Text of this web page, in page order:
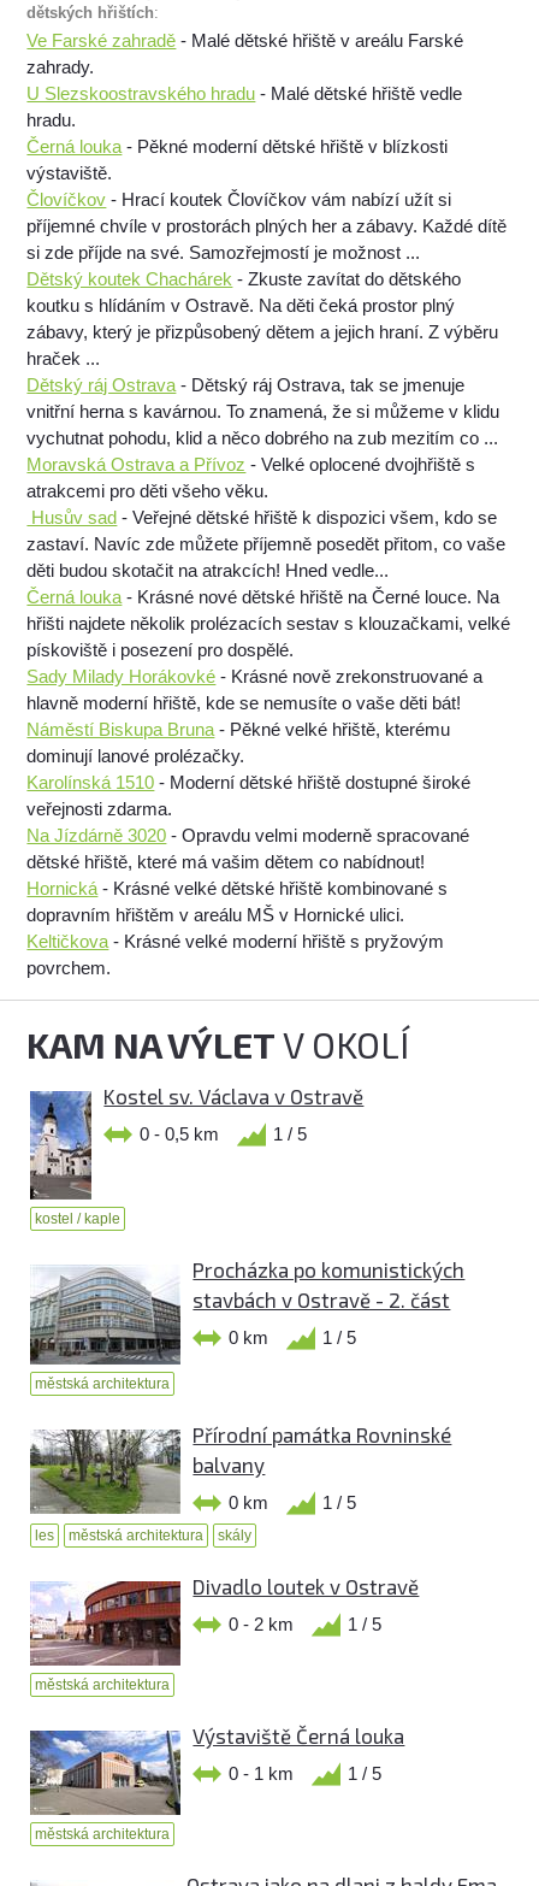
dětských hřištích:
Ve Farské zahradě - Malé dětské hřiště v areálu Farské
zahrady.
U Slezskoostravského hradu - Malé dětské hřiště vedle
hradu.
Černá louka - Pěkné moderní dětské hřiště v blízkosti
výstaviště.
Človíčkov - Hrací koutek Človíčkov vám nabízí užít si
příjemné chvíle v prostorách plných her a zábavy. Každé dítě
si zde příjde na své. Samozřejmostí je možnost ...
Dětský koutek Chachárek - Zkuste zavítat do dětského
koutku s hlídáním v Ostravě. Na děti čeká prostor plný
zábavy, který je přizpůsobený dětem a jejich hraní. Z výběru
hraček ...
Dětský ráj Ostrava - Dětský ráj Ostrava, tak se jmenuje
vnitřní herna s kavárnou. To znamená, že si můžeme v klidu
vychutnat pohodu, klid a něco dobrého na zub mezitím co ...
Moravská Ostrava a Přívoz - Velké oplocené dvojhřiště s
atrakcemi pro děti všeho věku.
Husův sad - Veřejné dětské hřiště k dispozici všem, kdo se
zastaví. Navíc zde můžete příjemně posedět přitom, co vaše
děti budou skotačit na atrakcích! Hned vedle...
Černá louka - Krásné nové dětské hřiště na Černé louce. Na
hřišti najdete několik prolézacích sestav s klouzačkami, velké
pískoviště i posezení pro dospělé.
Sady Milady Horákovké - Krásné nově zrekonstruované a
hlavně moderní hřiště, kde se nemusíte o vaše děti bát!
Náměstí Biskupa Bruna - Pěkné velké hřiště, kterému
dominují lanové prolézačky.
Karolínská 1510 - Moderní dětské hřiště dostupné široké
veřejnosti zdarma.
Na Jízdárně 3020 - Opravdu velmi moderně spracované
dětské hřiště, které má vašim dětem co nabídnout!
Hornická - Krásné velké dětské hřiště kombinované s
dopravním hřištěm v areálu MŠ v Hornické ulici.
Keltičkova - Krásné velké moderní hřiště s pryžovým
povrchem.
KAM NA VÝLETV OKOLÍ
Kostel sv. Václava v Ostravě
0 - 0,5 km 1 / 5
kostel / kaple
Procházka po komunistických
stavbách v Ostravě - 2. část
0 km 1 / 5
městská architektura
Přírodní památka Rovninské
balvany
0 km 1 / 5
les městská architektura skály
Divadlo loutek v Ostravě
0 - 2 km 1 / 5
městská architektura
Výstaviště Černá louka
0 - 1 km 1 / 5
městská architektura